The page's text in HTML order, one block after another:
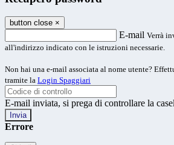
button close ×
E-mail Verrà
all'indirizzo indicato con le istruzioni necessarie.
Non hai una e-mail associata al nome utente?
tramite la Login Spaggiari
E-mail inviata, si prega di controllare la
Errore